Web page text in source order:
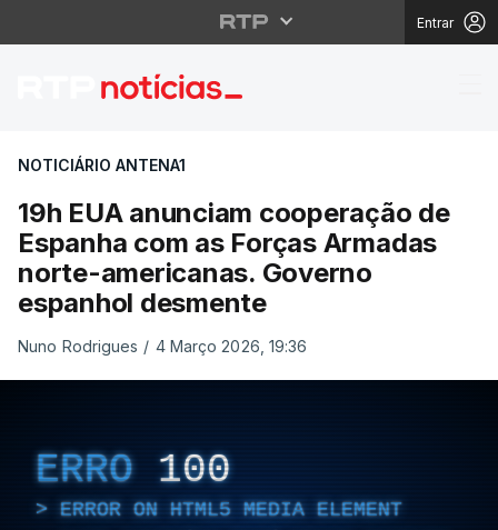
Entrar
19h EUA anunciam
NOTICIÁRIO ANTENA1
19h EUA anunciam cooperação de
Espanha com as Forças Armadas
norte-americanas. Governo
espanhol desmente
Nuno Rodrigues / 4 Março 2026, 19:36
ERRO 100
ERROR ON HTML5 MEDIA ELEMENT